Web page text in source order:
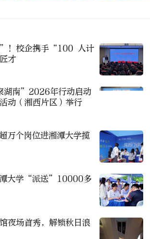
！校企携手“100 人计
才
湖南”2026年行动启动
动（湘西片区）举行
万个岗位进湘潭大学揽
大学“派送”10000多
夜场首秀，解锁秋日浪